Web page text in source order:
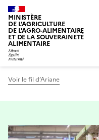
MINISTÈRE
DE L'AGRICULTURE
DE L'AGRO-ALIMENTAIRE
ET DE LA SOUVERAINETÉ
ALIMENTAIRE
Voir le fil d’Ariane